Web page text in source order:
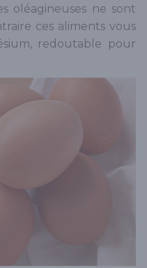
oléagineuses ne sont
ces aliments vous
redoutable pour